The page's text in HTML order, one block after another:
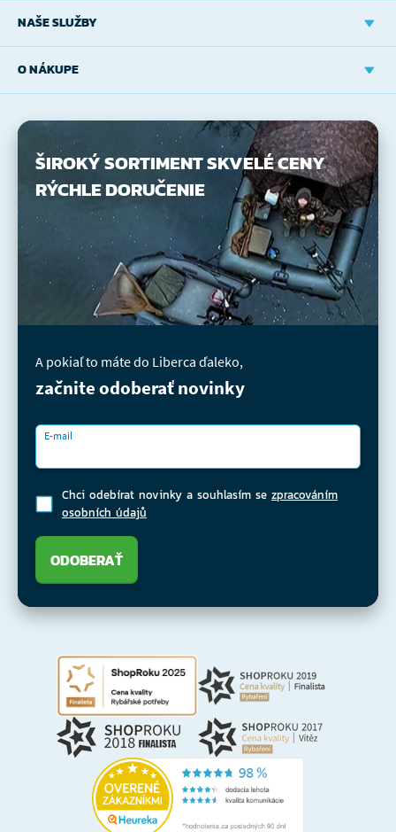
NAŠE SLUŽBY
O NÁKUPE
ŠIROKÝ SORTIMENTSKVELÉ CENY
RÝCHLE DORUČENIE
A pokiaľ to máte do Liberca ďaleko,
začnite odoberať novinky
E-mail
Chci odebírat novinky a souhlasím se zpracováním
osobních údajů
ODOBERAŤ